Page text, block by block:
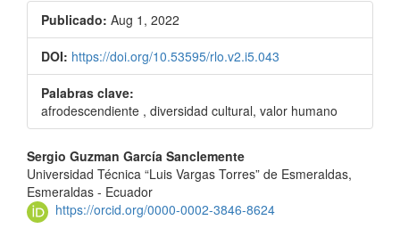
Publicado: Aug 1, 2022
DOI: https://doi.org/10.53595/rlo.v2.i5.043
Palabras clave:
afrodescendiente , diversidad cultural, valor humano
Contenido
principal
del
Sergio Guzman García Sanclemente
Universidad Técnica “Luis Vargas Torres” de Esmeraldas,
Esmeraldas - Ecuador
https://orcid.org/0000-0002-3846-8624